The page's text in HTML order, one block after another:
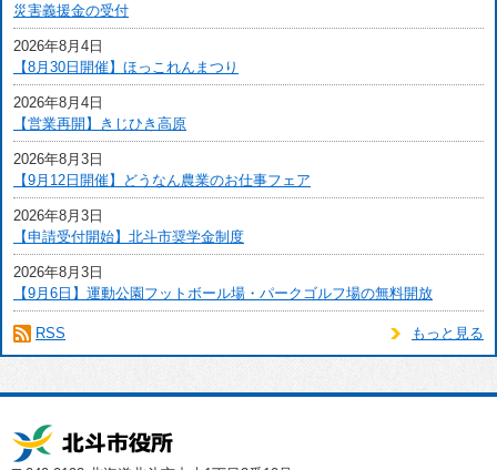
災害義援金の受付
2026年8月4日
【8月30日開催】ほっこれんまつり
2026年8月4日
【営業再開】きじひき高原
2026年8月3日
【9月12日開催】どうなん農業のお仕事フェア
2026年8月3日
【申請受付開始】北斗市奨学金制度
2026年8月3日
【9月6日】運動公園フットボール場・パークゴルフ場の無料開放
もっと見る
RSS